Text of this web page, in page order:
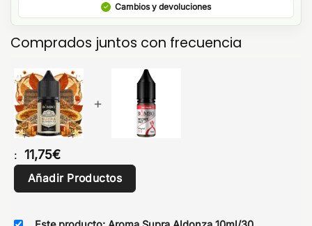
Cambios y devoluciones
Comprados juntos con frecuencia
+
: 11,75€
Añadir Productos